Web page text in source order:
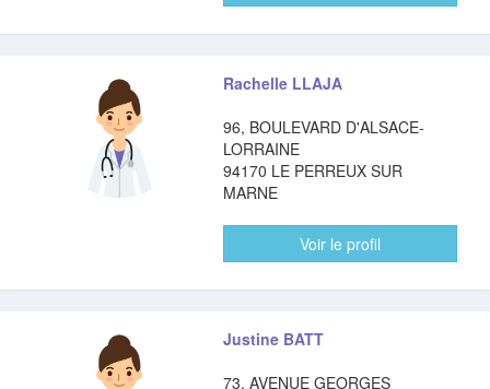
Rachelle LLAJA
96, BOULEVARD D'ALSACE-
LORRAINE
94170 LE PERREUX SUR
MARNE
Voir le profil
Justine BATT
73, AVENUE GEORGES